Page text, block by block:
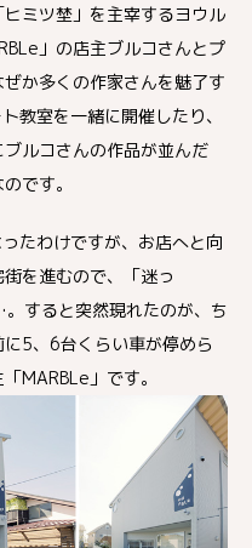
ミツ埜」を主宰するヨウル
」の店主ブルコさんとプ
か多くの作家さんを魅了す
教室を一緒に開催したり、
ルコさんの作品が並んだ
です。
たわけですが、お店へと向
を進むので、「迷っ
すると突然現れたのが、ち
5、6台くらい車が停めら
MARBLe」です。